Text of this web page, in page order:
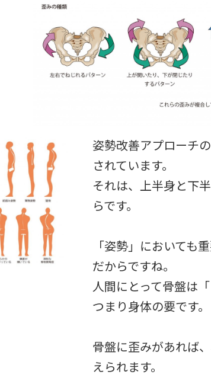
姿勢改善アプローチ
されています。
それは、上半身と下
らです。
「姿勢」においても
だからですね。
人間にとって骨盤は「
つまり身体の要です。
骨盤に歪みがあれば
えられます。